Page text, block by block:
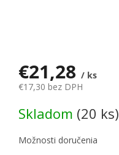
€21,28 / ks
€17,30 bez DPH
Skladom (20 ks)
Možnosti doručenia